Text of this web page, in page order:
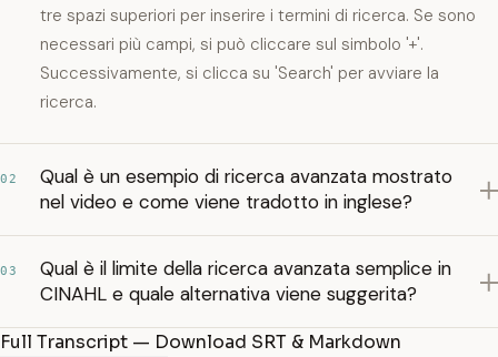
tre spazi superiori per inserire i termini di ricerca. Se sono
necessari più campi, si può cliccare sul simbolo '+'.
Successivamente, si clicca su 'Search' per avviare la
ricerca.
02
Qual è un esempio di ricerca avanzata mostrato
nel video e come viene tradotto in inglese?
03
Qual è il limite della ricerca avanzata semplice in
CINAHL e quale alternativa viene suggerita?
Full Transcript — Download SRT & Markdown